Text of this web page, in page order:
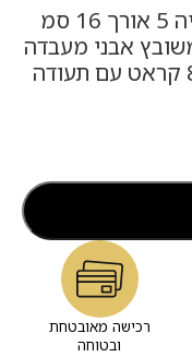
צמיד טניס ארבע שיניים קולקציה 5 אורך 16 סמ
אבני מעבדה
מוסונייט במשקל כולל של 8.14 קראט עם תעודה
רכישה מאובטחת
ובטוחה